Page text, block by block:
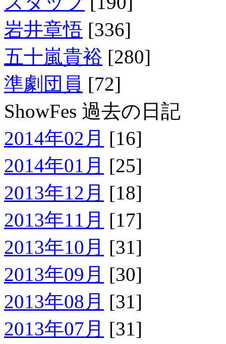
岩井章悟 [336]
五十嵐貴裕 [280]
準劇団員 [72]
ShowFes 過去の日記
2014年02月 [16]
2014年01月 [25]
2013年12月 [18]
2013年11月 [17]
2013年10月 [31]
2013年09月 [30]
2013年08月 [31]
2013年07月 [31]